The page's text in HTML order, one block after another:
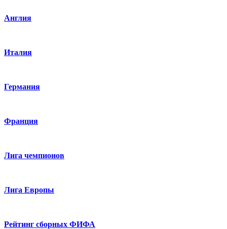
Англия
Италия
Германия
Франция
Лига чемпионов
Лига Европы
Рейтинг сборных ФИФА